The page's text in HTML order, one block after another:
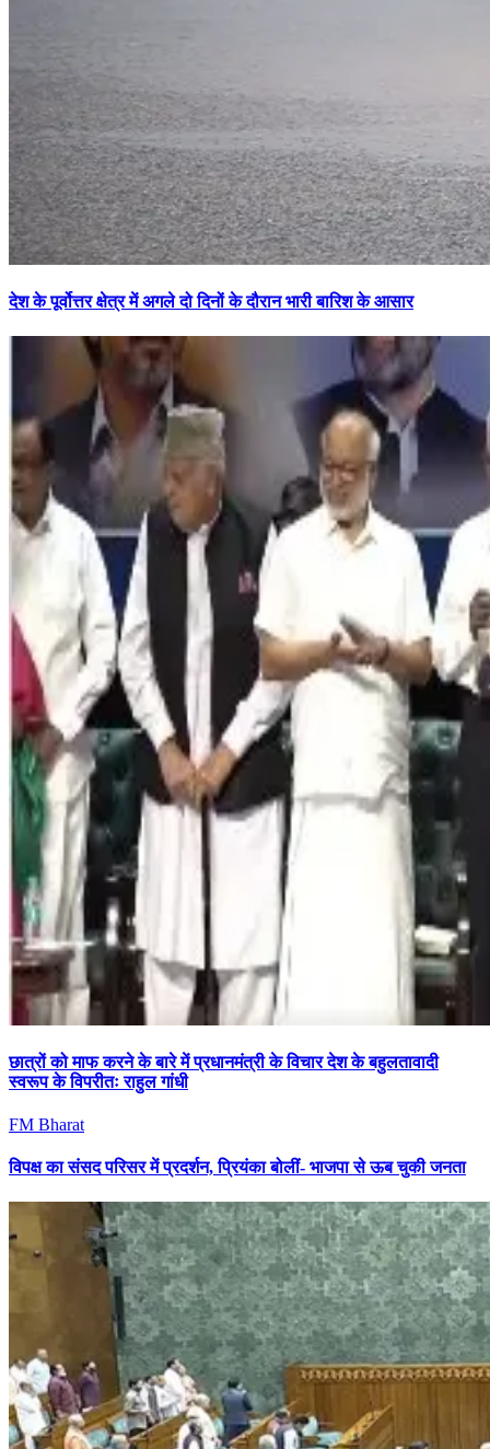
देश के पूर्वोत्तर क्षेत्र में अगले दो दिनों के दौरान भारी बारिश के आसार
छात्रों को माफ करने के बारे में प्रधानमंत्री के विचार देश के बहुलतावादी
स्वरूप के विपरीतः राहुल गांधी
FM Bharat
विपक्ष का संसद परिसर में प्रदर्शन, प्रियंका बोलीं- भाजपा से ऊब चुकी जनता